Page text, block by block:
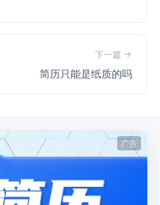
下一篇
简历只能是纸质的吗